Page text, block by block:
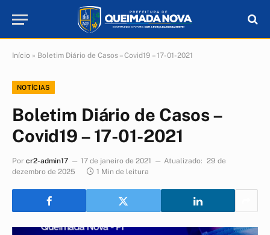
Início » Boletim Diário de Casos – Covid19 – 17-01-2021
NOTÍCIAS
Boletim Diário de Casos –
Covid19 – 17-01-2021
Por cr2-admin17 17 de janeiro de 2021 Atualizado: 29 de
dezembro de 2025
1 Min de leitura